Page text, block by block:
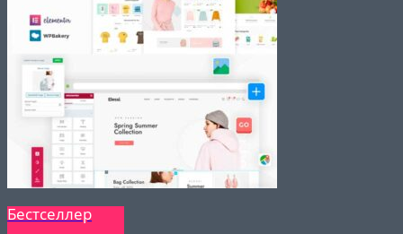
Бестселлер